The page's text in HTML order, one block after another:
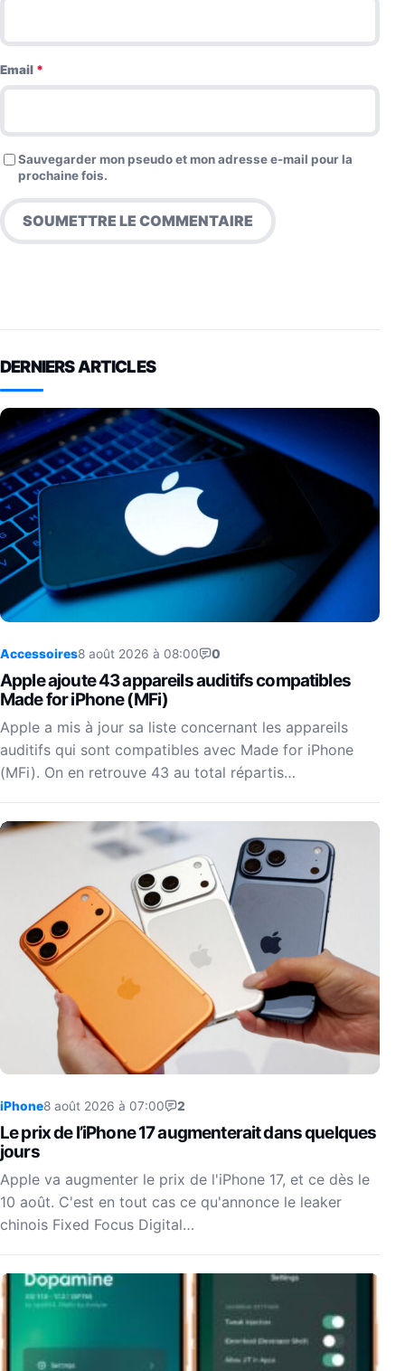
Email *
Sauvegarder mon pseudo et mon adresse e-mail pour la
prochaine fois.
DERNIERS ARTICLES
Accessoires8 août 2026 à 08:00 0
Apple ajoute 43 appareils auditifs compatibles
Made for iPhone (MFi)
Apple a mis à jour sa liste concernant les appareils
auditifs qui sont compatibles avec Made for iPhone
(MFi). On en retrouve 43 au total répartis…
iPhone8 août 2026 à 07:00 2
Le prix de l’iPhone 17 augmenterait dans quelques
jours
Apple va augmenter le prix de l'iPhone 17, et ce dès le
10 août. C'est en tout cas ce qu'annonce le leaker
chinois Fixed Focus Digital…